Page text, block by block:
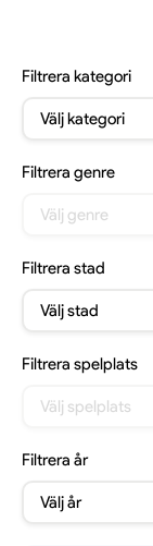
Filtrera kategori
Välj kategori
Filtrera genre
Välj genre
Filtrera stad
Välj stad
Filtrera spelplats
Välj spelplats
Filtrera år
Välj år